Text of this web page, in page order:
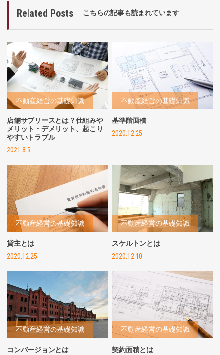
Related Posts こちらの記事も読まれています
不動産経営の基礎知識
店舗サブリースとは？仕組みや
メリット・デメリット、起こり
やすいトラブル
2021.8.5
不動産経営の基礎知識
基準階面積
2020.12.25
不動産経営の基礎知識
貸主とは
2020.12.25
不動産経営の基礎知識
スケルトンとは
2020.12.10
不動産経営の基礎知識
コンバージョンとは
不動産経営の基礎知識
契約面積とは